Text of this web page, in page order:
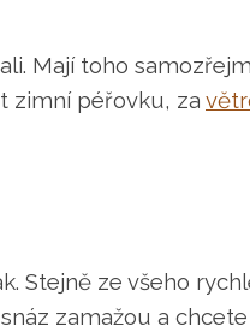
Mají toho
zimní péřovku, za
Stejně ze všeho
zamažou a